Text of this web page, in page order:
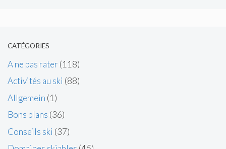
CATÉGORIES
A ne pas rater (118)
Activités au ski (88)
Allgemein (1)
Bons plans (36)
Conseils ski (37)